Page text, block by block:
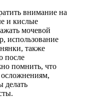
внимание на
и кислые
мочевой
использование
также
после
помнить, что
делать